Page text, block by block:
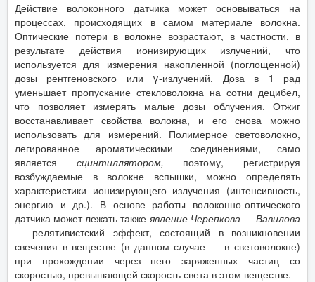
Действие волоконного датчика может основываться на
процессах, происходящих в самом материале волокна.
Оптические потери в волокне возрастают, в частности, в
результате действия ионизирующих излучений, что
используется для измерения накопленной (поглощенной)
дозы рентгеновского или γ-излучений. Доза в 1 рад
уменьшает пропускание стекловолокна на сотни децибел,
что позволяет измерять малые дозы облучения. Отжиг
восстанавливает свойства волокна, и его снова можно
использовать для измерений. Полимерное световолокно,
легированное ароматическими соединениями, само
является сцинтиллятором, поэтому, регистрируя
возбуждаемые в волокне вспышки, можно определять
характеристики ионизирующего излучения (интенсивность,
энергию и др.). В основе работы волоконно-оптического
датчика может лежать также явление Черепкова —Вавилова
— релятивистский эффект, состоящий в возникновении
свечения в веществе (в данном случае — в световолокне)
при прохождении через него заряженных частиц со
скоростью, превышающей скорость света в этом веществе.